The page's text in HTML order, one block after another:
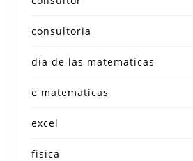
consultoria
dia de las matematicas
e matematicas
excel
fisica